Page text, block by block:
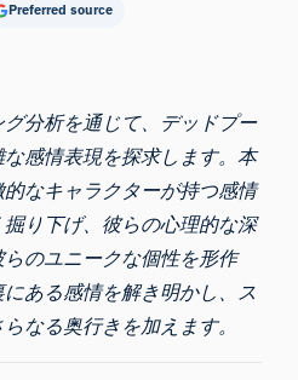
Preferred source
グ分析を通じて、デッドプー
感情表現を探求します。本
なキャラクターが持つ感情
り下げ、彼らの心理的な深
のユニークな個性を形作
ある感情を解き明かし、ス
なる奥行きを加えます。